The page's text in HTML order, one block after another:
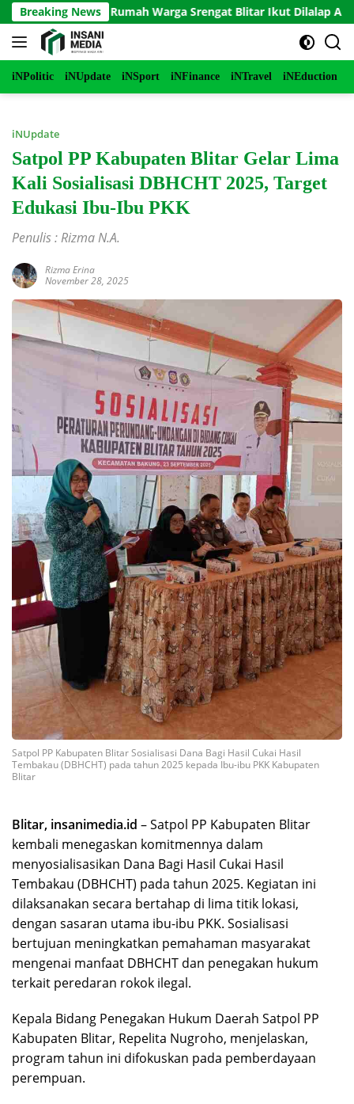
Langsung
ke
konten
Breaking News
Rumah Warga Srengat Blitar Ikut Dilalap Api, Segini
iNPolitic iNUpdate iNSport iNFinance iNTravel iNEduction
iNUpdate
Satpol PP Kabupaten Blitar Gelar Lima
Kali Sosialisasi DBHCHT 2025, Target
Edukasi Ibu-Ibu PKK
Penulis : Rizma N.A.
Rizma Erina
November 28, 2025
Satpol PP Kabupaten Blitar Sosialisasi Dana Bagi Hasil Cukai Hasil
Tembakau (DBHCHT) pada tahun 2025 kepada Ibu-ibu PKK Kabupaten
Blitar
Blitar, insanimedia.id – Satpol PP Kabupaten Blitar
kembali menegaskan komitmennya dalam
menyosialisasikan Dana Bagi Hasil Cukai Hasil
Tembakau (DBHCHT) pada tahun 2025. Kegiatan ini
dilaksanakan secara bertahap di lima titik lokasi,
dengan sasaran utama ibu-ibu PKK. Sosialisasi
bertujuan meningkatkan pemahaman masyarakat
mengenai manfaat DBHCHT dan penegakan hukum
terkait peredaran rokok ilegal.
Kepala Bidang Penegakan Hukum Daerah Satpol PP
Kabupaten Blitar, Repelita Nugroho, menjelaskan,
program tahun ini difokuskan pada pemberdayaan
perempuan.